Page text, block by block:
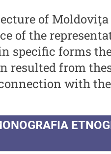
Alte
autor
Indexul
of
of the
specific forms
resulted from
with